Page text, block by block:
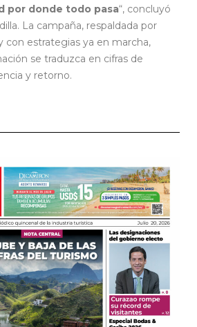
por donde todo pasa“, concluyó
La campaña, respaldada por
con estrategias ya en marcha,
se traduzca en cifras de
y retorno.